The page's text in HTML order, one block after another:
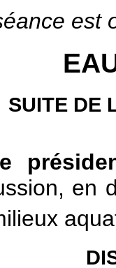
est
SUITE DE
en